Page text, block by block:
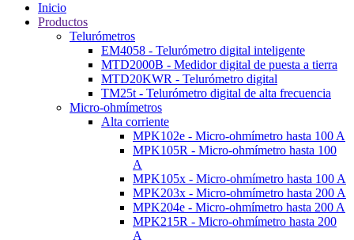
Navegación
principal
Inicio
Productos
Telurómetros
EM4058 - Telurómetro digital inteligente
MTD2000B - Medidor digital de puesta a tierra
MTD20KWR - Telurómetro digital
TM25t - Telurómetro digital de alta frecuencia
Micro-ohmímetros
Alta corriente
MPK102e - Micro-ohmímetro hasta 100 A
MPK105R - Micro-ohmímetro hasta 100
A
MPK105x - Micro-ohmímetro hasta 100 A
MPK203x - Micro-ohmímetro hasta 200 A
MPK204e - Micro-ohmímetro hasta 200 A
MPK215R - Micro-ohmímetro hasta 200
A